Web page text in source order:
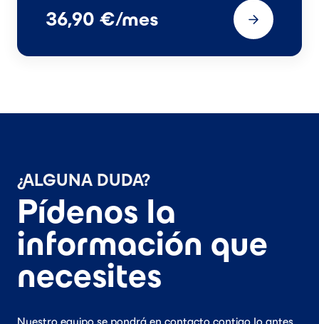
36,90 €/mes
¿ALGUNA DUDA?
Pídenos la
información que
necesites